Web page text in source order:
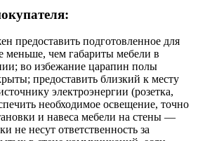
предоставить подготовленное для
меньше, чем габариты мебели в
во избежание царапин полы
предоставить близкий к месту
электроэнергии (розетка,
необходимое освещение, точно
и навеса мебели на стены —
не несут ответственность за